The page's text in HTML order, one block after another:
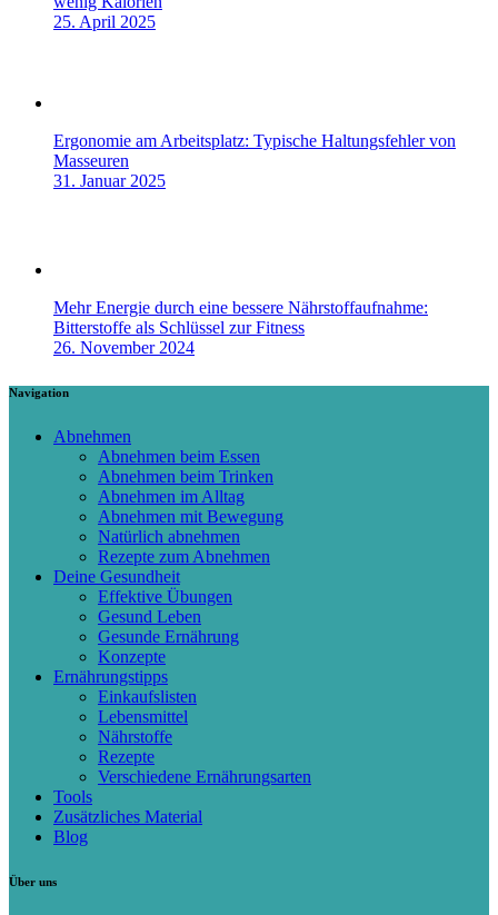
25. April 2025
Ergonomie am Arbeitsplatz: Typische Haltungsfehler von
Masseuren
31. Januar 2025
Mehr Energie durch eine bessere Nährstoffaufnahme:
Bitterstoffe als Schlüssel zur Fitness
26. November 2024
Navigation
Abnehmen
Abnehmen beim Essen
Abnehmen beim Trinken
Abnehmen im Alltag
Abnehmen mit Bewegung
Natürlich abnehmen
Rezepte zum Abnehmen
Deine Gesundheit
Effektive Übungen
Gesund Leben
Gesunde Ernährung
Konzepte
Ernährungstipps
Einkaufslisten
Lebensmittel
Nährstoffe
Rezepte
Verschiedene Ernährungsarten
Tools
Zusätzliches Material
Blog
Über uns